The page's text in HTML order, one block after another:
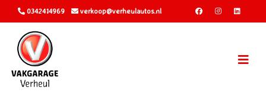
0342414969 verkoop@verheulautos.nl